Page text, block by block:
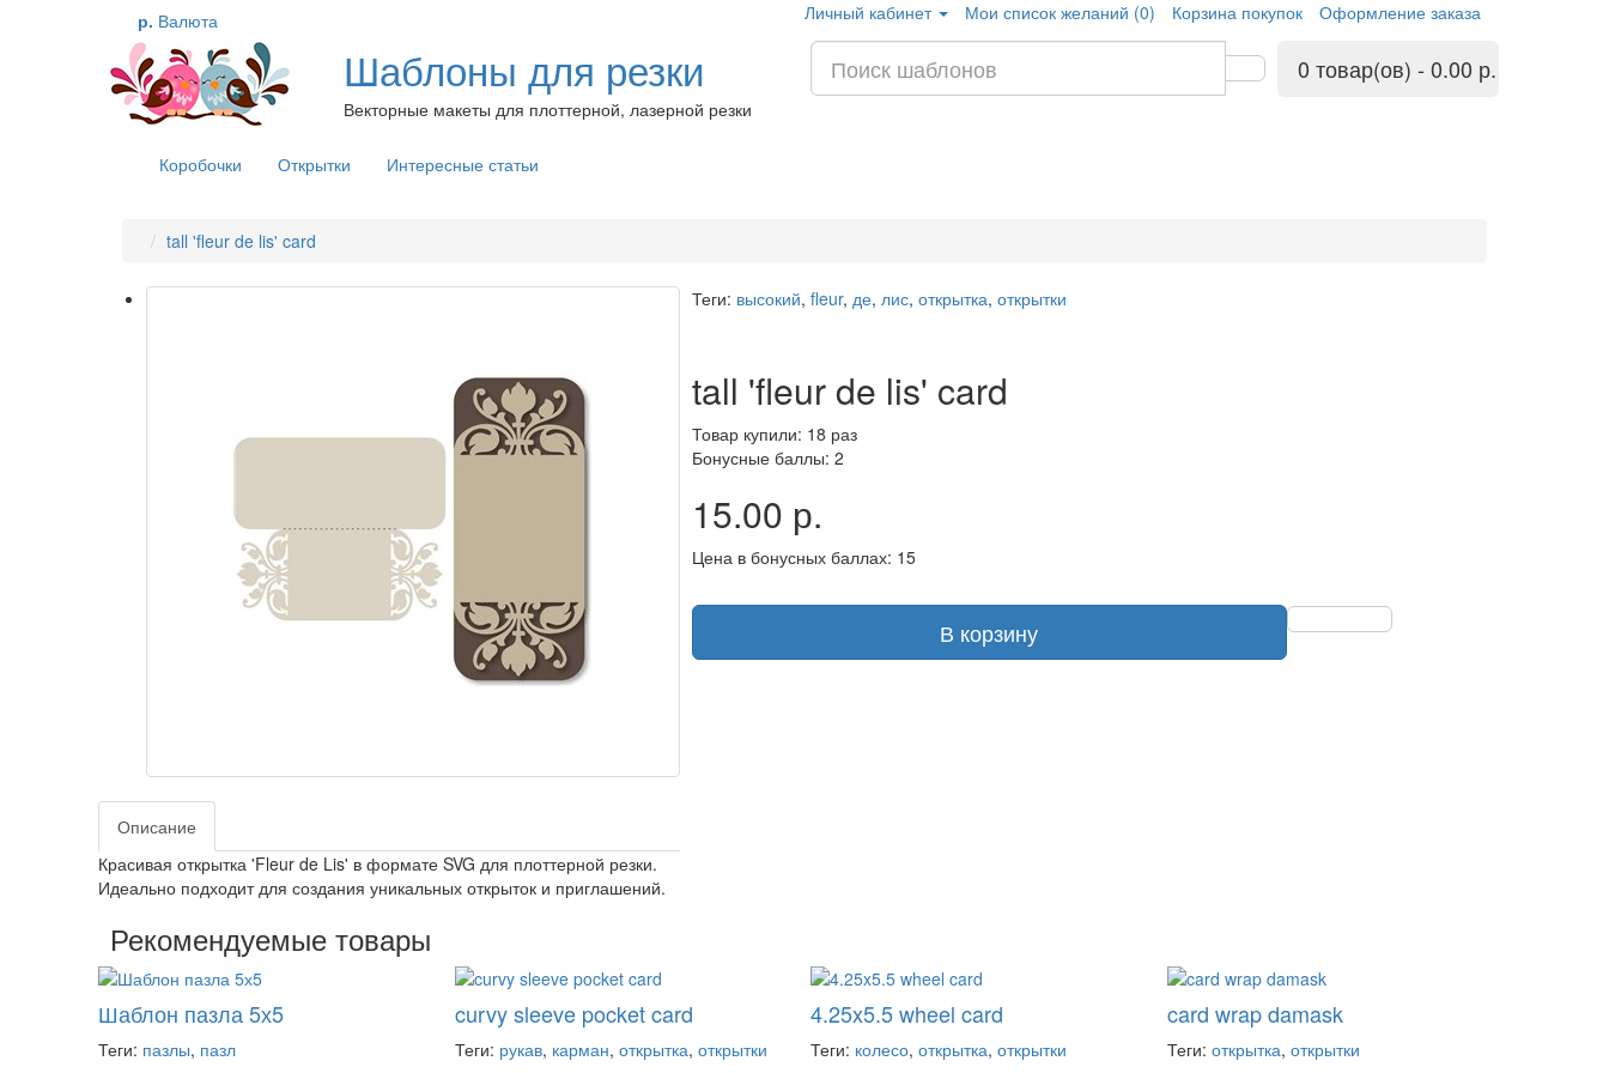
р. Валюта Личный кабинет Мои список желаний (0) Корзина покупок Оформление заказа
Шаблоны для резки
Векторные макеты для плоттерной, лазерной резки
0 товар(ов) - 0.00 р.
Коробочки Открытки Интересные статьи
tall 'fleur de lis' card
Описание
Красивая открытка 'Fleur de Lis' в формате SVG для плоттерной резки.
Идеально подходит для создания уникальных открыток и приглашений.
Теги: высокий, fleur, де, лис, открытка, открытки
tall 'fleur de lis' card
Товар купили: 18 раз
Бонусные баллы: 2
15.00 р.
Цена в бонусных баллах: 15
В корзину
Рекомендуемые товары
Шаблон пазла 5х5
Теги: пазлы, пазл
curvy sleeve pocket card
Теги: рукав, карман, открытка, открытки
4.25x5.5 wheel card
Теги: колесо, открытка, открытки
card wrap damask
Теги: открытка, открытки